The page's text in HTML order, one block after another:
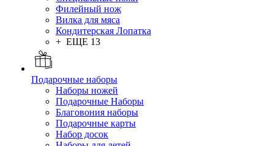
Филейный нож
Вилка для мяса
Кондитерская Лопатка
+ ЕЩЕ 13
Подарочные наборы
Наборы ножей
Подарочные Наборы
Благовония наборы
Подарочные карты
Набор досок